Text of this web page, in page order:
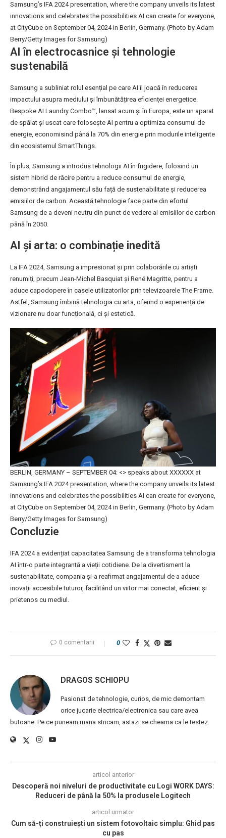
Samsung’s IFA 2024 presentation, where the company unveils its latest
innovations and celebrates the possibilities AI can create for everyone,
at CityCube on September 04, 2024 in Berlin, Germany. (Photo by Adam
Berry/Getty Images for Samsung)
AI în electrocasnice și tehnologie
sustenabilă
Samsung a subliniat rolul esențial pe care AI îl joacă în reducerea
impactului asupra mediului și îmbunătățirea eficienței energetice.
Bespoke AI Laundry Combo™, lansat acum și în Europa, este un aparat
de spălat și uscat care folosește AI pentru a optimiza consumul de
energie, economisind până la 70% din energie prin modurile inteligente
din ecosistemul SmartThings.
În plus, Samsung a introdus tehnologii AI în frigidere, folosind un
sistem hibrid de răcire pentru a reduce consumul de energie,
demonstrând angajamentul său față de sustenabilitate și reducerea
emisiilor de carbon. Această tehnologie face parte din efortul
Samsung de a deveni neutru din punct de vedere al emisiilor de carbon
până în 2050.
AI și arta: o combinație inedită
La IFA 2024, Samsung a impresionat și prin colaborările cu artiști
renumiți, precum Jean-Michel Basquiat și René Magritte, pentru a
aduce capodopere în casele utilizatorilor prin televizoarele The Frame.
Astfel, Samsung îmbină tehnologia cu arta, oferind o experiență de
vizionare nu doar funcțională, ci și estetică.
BERLIN, GERMANY – SEPTEMBER 04: <> speaks about XXXXXX at
Samsung’s IFA 2024 presentation, where the company unveils its latest
innovations and celebrates the possibilities AI can create for everyone,
at CityCube on September 04, 2024 in Berlin, Germany. (Photo by Adam
Berry/Getty Images for Samsung)
Concluzie
IFA 2024 a evidențiat capacitatea Samsung de a transforma tehnologia
AI într-o parte integrantă a vieții cotidiene. De la divertisment la
sustenabilitate, compania și-a reafirmat angajamentul de a aduce
inovații accesibile tuturor, facilitând un viitor mai conectat, eficient și
prietenos cu mediul.
0 comentarii 0
DRAGOS SCHIOPU
Pasionat de tehnologie, curios, de mic demontam
orice jucarie electrica/electronica sau care avea
butoane. Pe ce puneam mana stricam, astazi se cheama ca le testez.
articol anterior
Descoperă noi niveluri de productivitate cu Logi WORK DAYS:
Reduceri de până la 50% la produsele Logitech
articol urmator
Cum să-ți construiești un sistem fotovoltaic simplu: Ghid pas
cu pas